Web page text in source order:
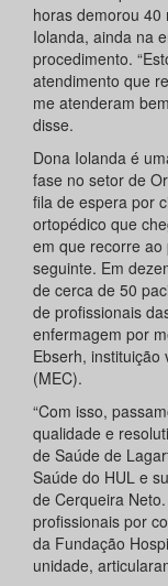
horas demorou 40
Iolanda, ainda na
procedimento.
atendimento que
me atenderam
disse.
Dona Iolanda é
fase no setor de
fila de espera por
ortopédico que
em que recorre
seguinte. Em
de cerca de 50
de profissionais
enfermagem por
Ebserh, instituição
(MEC).
“Com isso,
qualidade e
de Saúde de
Saúde do HUL e
de Cerqueira
profissionais por
da Fundação
unidade,